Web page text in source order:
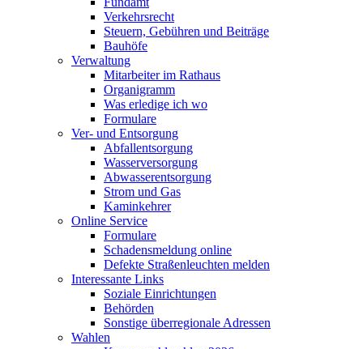
Verkehrsrecht
Steuern, Gebühren und Beiträge
Bauhöfe
Verwaltung
Mitarbeiter im Rathaus
Organigramm
Was erledige ich wo
Formulare
Ver- und Entsorgung
Abfallentsorgung
Wasserversorgung
Abwasserentsorgung
Strom und Gas
Kaminkehrer
Online Service
Formulare
Schadensmeldung online
Defekte Straßenleuchten melden
Interessante Links
Soziale Einrichtungen
Behörden
Sonstige überregionale Adressen
Wahlen